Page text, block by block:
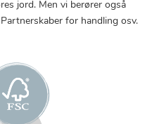
jord. Men vi berører også
for handling osv.